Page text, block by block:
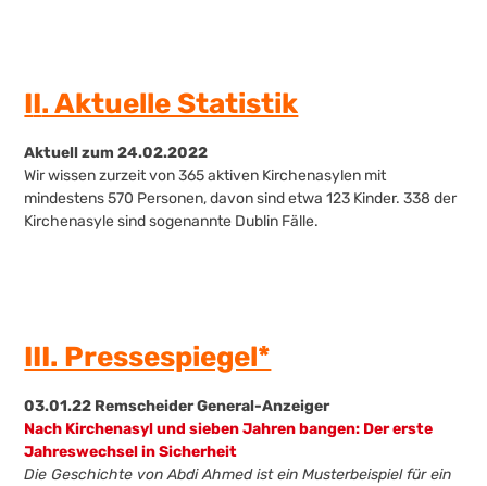
II. Aktuelle Statistik
Aktuell zum 24.02.2022
Wir wissen zurzeit von 365 aktiven Kirchenasylen mit
mindestens 570 Personen, davon sind etwa 123 Kinder. 338 der
Kirchenasyle sind sogenannte Dublin Fälle.
III. Pressespiegel*
03.01.22 Remscheider General-Anzeiger
Nach Kirchenasyl und sieben Jahren bangen: Der erste
Jahreswechsel in Sicherheit
Die Geschichte von Abdi Ahmed ist ein Musterbeispiel für ein